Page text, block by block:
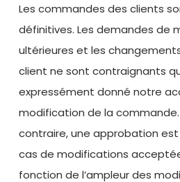
Les commandes des clients
définitives. Les demandes de
ultérieures et les
client ne sont contraignants
expressément donné notre
modification de la commande.
contraire, une approbation est
cas de modifications
fonction de l’ampleur des